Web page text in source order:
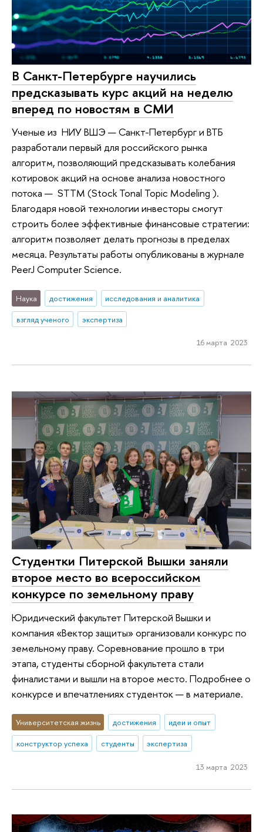
В Санкт-Петербурге научились
предсказывать курс акций на неделю
вперед по новостям в СМИ
Ученые из НИУ ВШЭ — Санкт-Петербург и ВТБ
разработали первый для российского рынка
алгоритм, позволяющий предсказывать колебания
котировок акций на основе анализа новостного
потока — STTM (Stock Tonal Topic Modeling ).
Благодаря новой технологии инвесторы смогут
строить более эффективные финансовые стратегии:
алгоритм позволяет делать прогнозы в пределах
месяца. Результаты работы опубликованы в журнале
PeerJ Computer Science.
Наука достижения
исследования и аналитика
взгляд ученого
экспертиза
16 марта 2023
Студентки Питерской Вышки заняли
второе место во всероссийском
конкурсе по земельному праву
Юридический факультет Питерской Вышки и
компания «Вектор защиты» организовали конкурс по
земельному праву. Соревнование прошло в три
этапа, студенты сборной факультета стали
финалистами и вышли на второе место. Подробнее о
конкурсе и впечатлениях студенток — в материале.
Университетская жизнь достижения
идеи и опыт
конструктор успеха
студенты экспертиза
13 марта 2023